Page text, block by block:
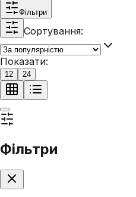
Фільтри
Сортування:
Показати:
12 24
Фільтри